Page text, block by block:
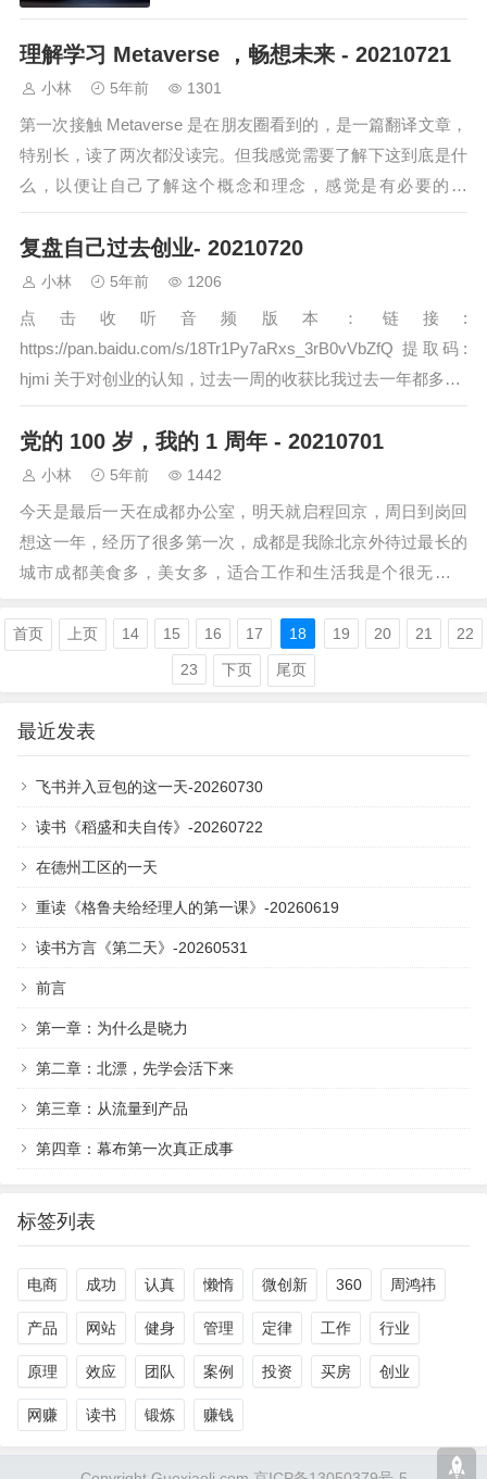
理解学习 Metaverse ，畅想未来 - 20210721
小林 5年前 1301
第一次接触 Metaverse 是在朋友圈看到的，是一篇翻译文章，
特别长，读了两次都没读完。但我感觉需要了解下这到底是什
么，以便让自己了解这个概念和理念，感觉是有必要的。
Metaverse 简单说就是…
复盘自己过去创业- 20210720
小林 5年前 1206
点击收听音频版本：链接:
https://pan.baidu.com/s/18Tr1Py7aRxs_3rB0vVbZfQ 提取码:
hjmi 关于对创业的认知，过去一周的收获比我过去一年都多…
党的 100 岁，我的 1 周年 - 20210701
小林 5年前 1442
今天是最后一天在成都办公室，明天就启程回京，周日到岗回
想这一年，经历了很多第一次，成都是我除北京外待过最长的
城市成都美食多，美女多，适合工作和生活我是个很无趣的
首页 上页 14 15 16 17 18 19 20 21 22
23 下页 尾页
最近发表
飞书并入豆包的这一天-20260730
读书《稻盛和夫自传》-20260722
在德州工区的一天
重读《格鲁夫给经理人的第一课》-20260619
读书方言《第二天》-20260531
前言
第一章：为什么是晓力
第二章：北漂，先学会活下来
第三章：从流量到产品
第四章：幕布第一次真正成事
标签列表
电商 成功 认真 懒惰 微创新 360 周鸿祎
产品 网站 健身 管理 定律 工作 行业
原理 效应 团队 案例 投资 买房 创业
网赚 读书 锻炼 赚钱